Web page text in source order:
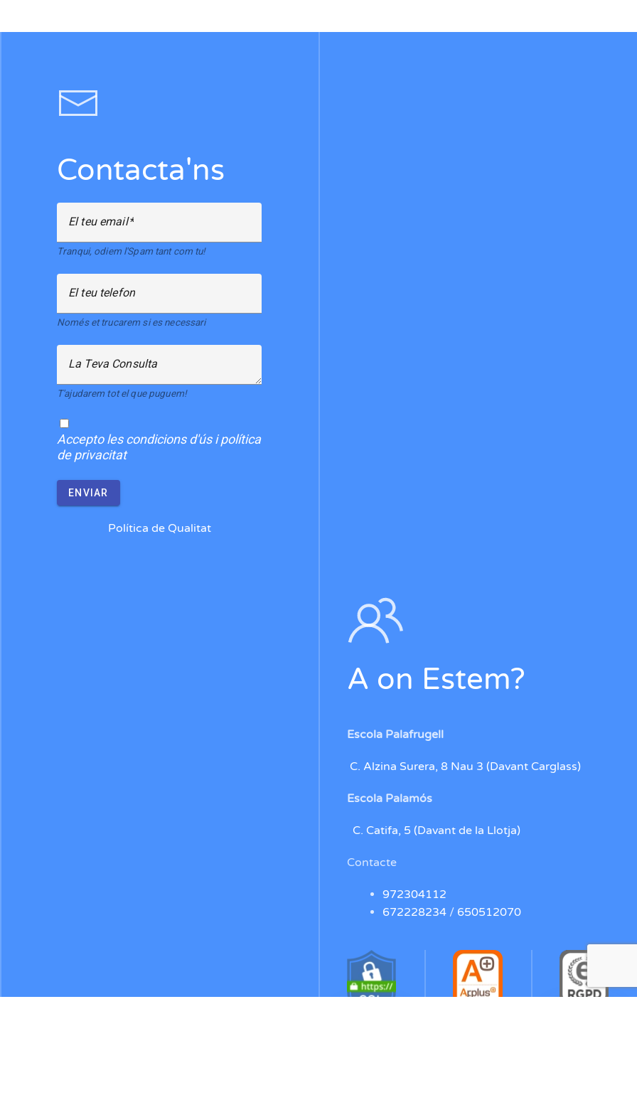
Contacta'ns
El teu email
Tranqui, odiem l'Spam tant com tu!
El teu telefon
Només et trucarem si es necessari
La Teva Consulta
T'ajudarem tot el que puguem!
Acceptoles condicions d'ús i política
de privacitat
ENVIAR
Política de Qualitat
A on Estem?
Escola Palafrugell
C. Alzina Surera, 8 Nau 3 (Davant Carglass)
Escola Palamós
C. Catifa, 5 (Davant de la Llotja)
Contacte
972304112
672228234 / 650512070